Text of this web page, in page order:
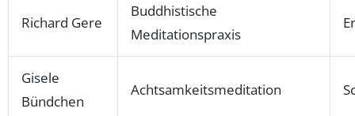
Richard Gere
Buddhistische
Meditationspraxis
Gisele
Bündchen
Achtsamkeitsmeditation